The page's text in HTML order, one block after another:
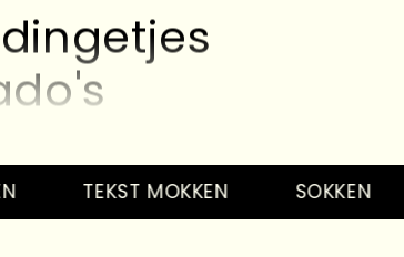
TEKST MOKKEN SOKKEN